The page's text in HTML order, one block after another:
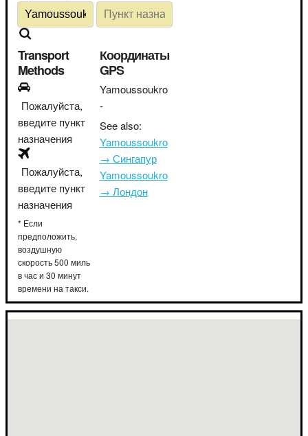
Transport
Methods
Пожалуйста,
введите пункт
назначения
Пожалуйста,
введите пункт
назначения
* Если
предположить,
воздушную
скорость 500 миль
в час и 30 минут
времени на такси.
Координаты
GPS
Yamoussoukro
-
See also:
Yamoussoukro
→ Сингапур
Yamoussoukro
→ Лондон